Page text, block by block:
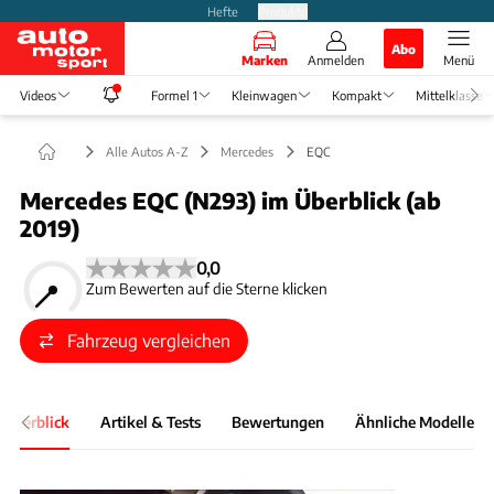
Hefte
Marken Anmelden
Abo
Menü
Videos Formel 1 Kleinwagen Kompakt Mittelklasse
Alle Autos A-Z Mercedes EQC
Mercedes EQC (N293) im Überblick (ab
2019)
0,0
Zum Bewerten auf die Sterne klicken
Fahrzeug vergleichen
Überblick Artikel & Tests Bewertungen Ähnliche Modelle